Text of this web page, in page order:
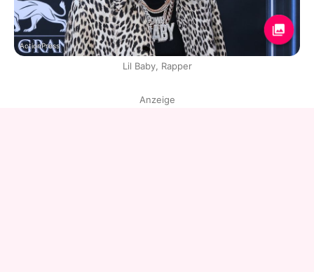
ActionPress
Lil Baby, Rapper
Anzeige